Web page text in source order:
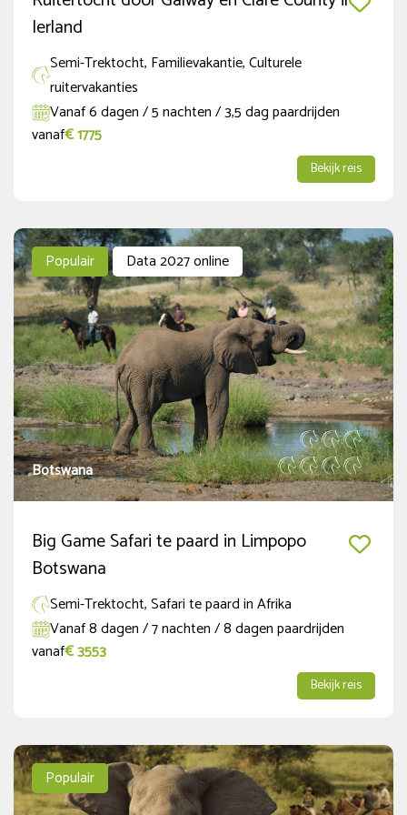
tot 6 dagen
(16)
7 tot 12 dagen
ma
di wo do vr za
zo
1
2
3
4 5 6 7 8
9
10
11 12 13 14 15
16
17
18 19 20 21 22
23
24
25 26 27 28 29
30
31
Periode
Vakantie periode
Zomervakantie (BE)
(26)
Zomervakantie (NED regio Noord)
(12)
Zomervakantie (NED regio Zuid)
Zomervakantie (NED regio Midden)
Herfstvakantie (NED regio Noord)
Boven de € 3000
Ierland
Semi-Trektocht, Familievakantie, Culturele
ruitervakanties
Vanaf 6 dagen / 5 nachten / 3,5 dag paardrijden
vanaf€ 1775
Bekijk reis
Populair Data 2027 online
Botswana
Big Game Safari te paard in Limpopo
Botswana
Semi-Trektocht, Safari te paard in Afrika
Vanaf 8 dagen / 7 nachten / 8 dagen paardrijden
vanaf€ 3553
Bekijk reis
Populair